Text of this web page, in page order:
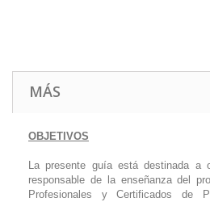
MÁS
OBJETIVOS
La presente guía está destinada a
responsable de la enseñanza del
Profesionales y Certificados de